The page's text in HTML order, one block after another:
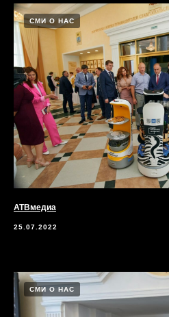
СМИ О НАС
АТВмедиа
25.07.2022
СМИ О НАС